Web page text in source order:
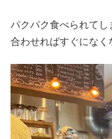
パクパク食べられてし
合わせればすぐになく